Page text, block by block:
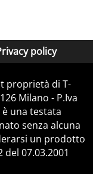
policy
proprietà di T-
Milano - P.Iva
una testata
senza alcuna
un prodotto
07.03.2001